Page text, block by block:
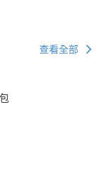
查看全部